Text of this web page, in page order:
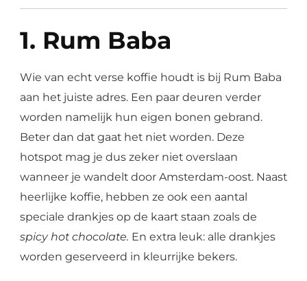
1. Rum Baba
Wie van echt verse koffie houdt is bij Rum Baba
aan het juiste adres. Een paar deuren verder
worden namelijk hun eigen bonen gebrand.
Beter dan dat gaat het niet worden. Deze
hotspot mag je dus zeker niet overslaan
wanneer je wandelt door Amsterdam-oost. Naast
heerlijke koffie, hebben ze ook een aantal
speciale drankjes op de kaart staan zoals de
spicy hot chocolate. En extra leuk: alle drankjes
worden geserveerd in kleurrijke bekers.